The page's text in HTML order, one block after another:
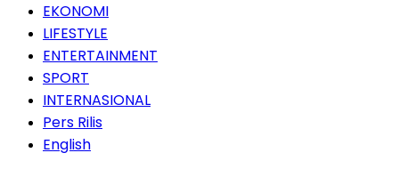
EKONOMI
LIFESTYLE
ENTERTAINMENT
SPORT
INTERNASIONAL
Pers Rilis
English